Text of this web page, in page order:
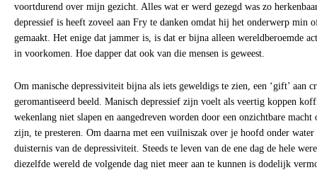
voortdurend over mijn gezicht. Alles wat er werd gezegd was zo
depressief is heeft zoveel aan Fry te danken omdat hij het onderwerp min
gemaakt. Het enige dat jammer is, is dat er bijna alleen wereldberoemde
in voorkomen. Hoe dapper dat ook van die mensen is geweest.
Om manische depressiviteit bijna als iets geweldigs te zien, een ‘gift’ aan
geromantiseerd beeld. Manisch depressief zijn voelt als veertig koppen
wekenlang niet slapen en aangedreven worden door een onzichtbare
zijn, te presteren. Om daarna met een vuilniszak over je hoofd onder
duisternis van de depressiviteit. Steeds te leven van de ene dag de hele
diezelfde wereld de volgende dag niet meer aan te kunnen is dodelijk